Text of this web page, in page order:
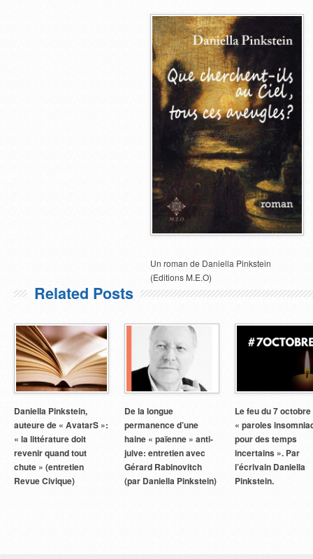
Un roman de Daniella Pinkstein
(Editions M.E.O)
Related Posts
Daniella Pinkstein,
auteure de « AvatarS »:
« la littérature doit
revenir quand tout
chute » (entretien
Revue Civique)
De la longue
permanence d’une
haine « païenne » anti-
juive: entretien avec
Gérard Rabinovitch
(par Daniella Pinkstein)
Le feu du 7
« paroles
pour des temps
incertains ». Par
l’écrivain Daniella
Pinkstein.